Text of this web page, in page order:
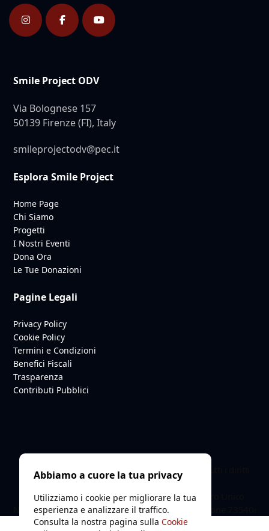
Smile Project ODV
Via Bolognese 157
50139 Firenze (FI), Italy
smileprojectodv@pec.it
Esplora Smile Project
Home Page
Chi Siamo
Progetti
I Nostri Eventi
Dona Ora
Le Tue Donazioni
Pagine Legali
Privacy Policy
Cookie Policy
Termini e Condizioni
Benefici Fiscali
Trasparenza
Contributi Pubblici
© 2026 Smile Project ODV. C.F. 94252910487. Tutti i diritti
riservati.
Organizzazione di Volontariato iscritta al Registro Unico
Nazionale del Terzo Settore (RUNTS) - n. Registrazione 73540i
Abbiamo a cuore la tua privacy
Utilizziamo i cookie per migliorare la tua
esperienza e analizzare il traffico.
Consulta la nostra pagina sulla Cookie